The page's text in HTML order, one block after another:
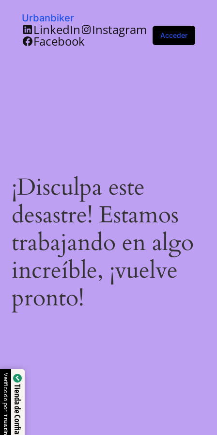
Urbanbiker
LinkedIn Instagram
Facebook Acceder
¡Disculpa este
desastre! Estamos
trabajando en algo
increíble, ¡vuelve
pronto!
Tienda de Confianza
Verificado por: